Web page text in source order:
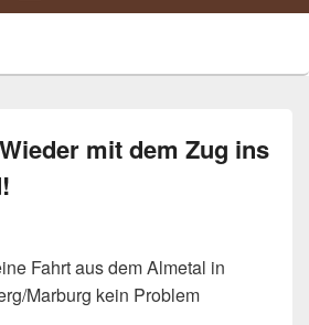
mit dem Zug ins
Fahrt aus dem Almetal in
Marburg kein Problem